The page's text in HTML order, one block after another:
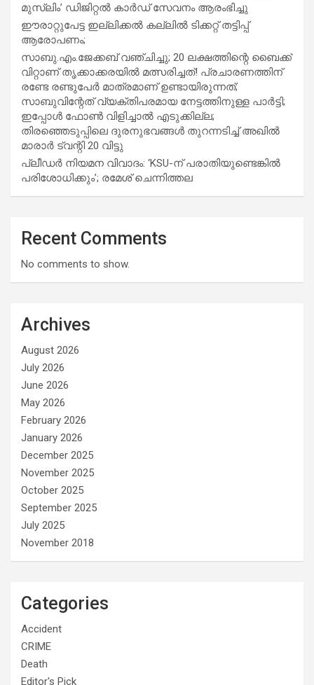
മുസ്ലിം’ ഡിജിറ്റല്‍ കാര്‍ഡ് സേവനം ആരംഭിച്ചു
ഈരാറ്റുപേട്ട ഇല്ലിക്കൽ കല്ലിൽ ടിക്കറ്റ് തട്ടിപ്പ്
ആരോപണം;
സാബു.എം.ജേക്കബ് വഞ്ചിച്ചു; 20 ലക്ഷത്തിന്റെ ബൈക്ക്
വിറ്റാണ് തൃക്കാക്കരയില്‍ മത്സരിച്ചത്! പ്രചാരണത്തിന്
രണ്ടേ രണ്ടുപേര്‍ മാത്രമാണ് ഉണ്ടായിരുന്നത്;
സാബുവിന്റേത് വ്യക്തിപരമായ നേട്ടത്തിനുള്ള പാര്‍ട്ടി;
ഇപ്പോള്‍ ഫോണ്‍ വിളിച്ചാല്‍ എടുക്കില്ല;
തിരഞ്ഞെടുപ്പിലെ ദുരനുഭവങ്ങള്‍ തുറന്നടിച്ച് അഖില്‍
മാരാര്‍ ട്വന്റി 20 വിട്ടു
പ്ലീഡർ നിയമന വിവാദം: ‘KSU-ന് പരാതിയുണ്ടെങ്കിൽ
പരിശോധിക്കും’; രമേശ് ചെന്നിത്തല
Recent Comments
No comments to show.
Archives
August 2026
July 2026
June 2026
May 2026
February 2026
January 2026
December 2025
November 2025
October 2025
September 2025
July 2025
November 2018
Categories
Accident
CRIME
Death
Editor's Pick